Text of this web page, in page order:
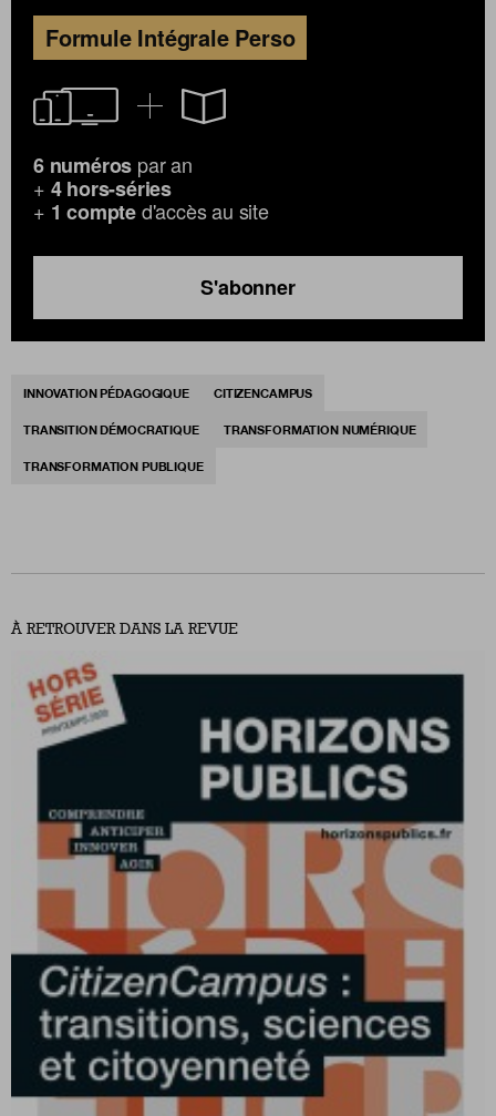
Formule Intégrale Perso
6 numéros par an
+ 4 hors-séries
+ 1 compted'accès au site
S'abonner
INNOVATION PÉDAGOGIQUE CITIZENCAMPUS
TRANSITION DÉMOCRATIQUE TRANSFORMATION NUMÉRIQUE
TRANSFORMATION PUBLIQUE
À RETROUVER DANS LA REVUE